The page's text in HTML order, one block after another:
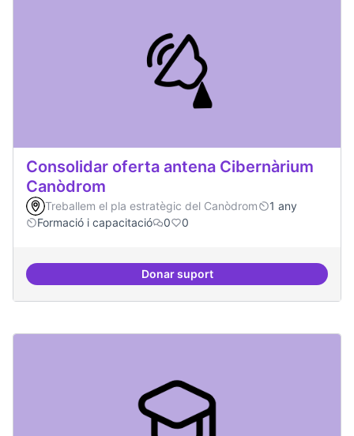
Consolidar oferta antena Cibernàrium
Canòdrom
Treballem el pla estratègic del Canòdrom
1 any
Formació i capacitació
0 0
Donar suportConsolidar oferta antena